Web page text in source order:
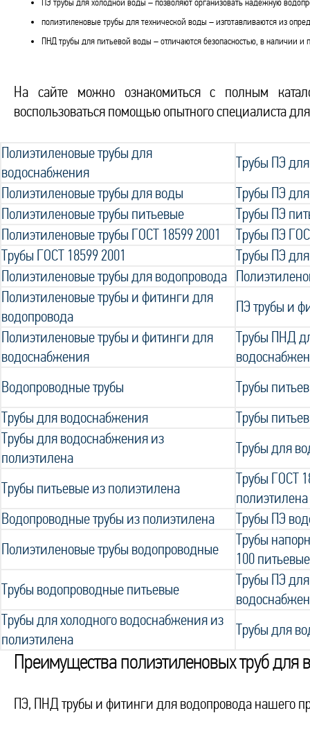
ПЭ трубы для холодной воды – позволяют организовать надежную
полиэтиленовые трубы для технической воды – изготавливаются из
ПНД трубы для питьевой воды – отличаются безопасностью, в наличии и
На сайте можно ознакомиться с полным
воспользоваться помощью опытного специалиста
Полиэтиленовые трубы для
водоснабжения
Трубы ПЭ
Полиэтиленовые трубы для воды
Трубы ПЭ
Полиэтиленовые трубы питьевые
Трубы ПЭ
Полиэтиленовые трубы ГОСТ 18599 2001
Трубы ПЭ
Трубы ГОСТ 18599 2001
Трубы ПЭ
Полиэтиленовые трубы для водопровода
Полиэтиленовые трубы и фитинги для
водопровода
ПЭ трубы и
Полиэтиленовые трубы и фитинги для
водоснабжения
Трубы ПНД
Водопроводные трубы
Трубы
Трубы для водоснабжения
Трубы
Трубы для водоснабжения из
полиэтилена
Трубы для
Трубы питьевые из полиэтилена
Трубы ГОСТ
полиэтилена
Водопроводные трубы из полиэтилена
Трубы ПЭ
Полиэтиленовые трубы водопроводные
Трубы
100 питьевые
Трубы водопроводные питьевые
Трубы ПЭ
Трубы для холодного водоснабжения из
полиэтилена
Трубы для
Преимущества полиэтиленовых труб для
ПЭ, ПНД трубы и фитинги для водопровода нашего